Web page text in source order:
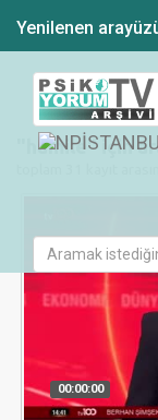
Yenilenen
"hamile" için
toplam 31 kayıt
00:00:00